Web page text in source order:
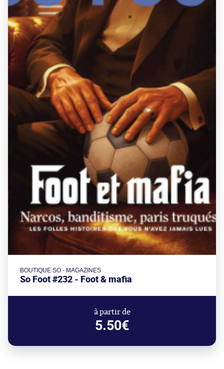
BOUTIQUE SO - MAGAZINES
So Foot #232 - Foot & mafia
à partir de
5.50€